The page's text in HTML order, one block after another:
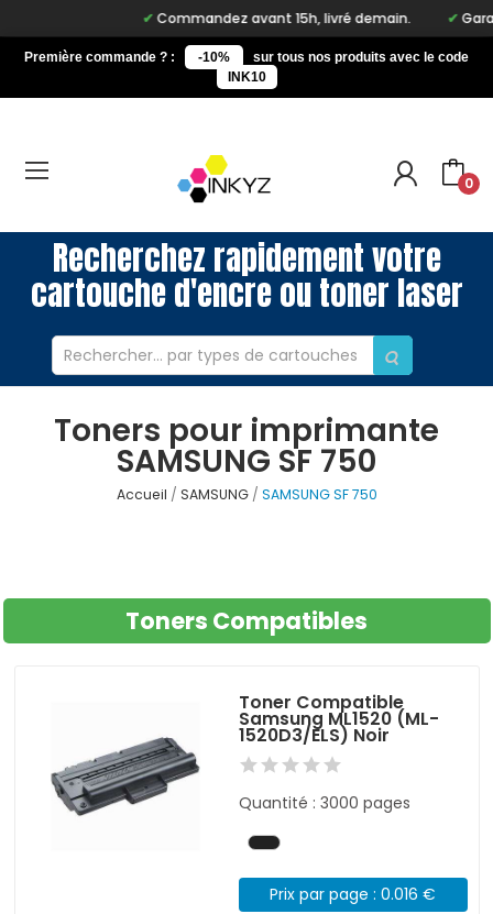
Commandez avant 15h, livré demain.
Première commande ? : -10%
sur tous nos produits avec le code
INK10
0
Recherchez rapidement votre
cartouche d'encre ou toner laser
Toners pour imprimante
SAMSUNG SF 750
Accueil SAMSUNG SAMSUNG SF 750
Toners Compatibles
Toner Compatible
Samsung ML1520 (ML-
1520D3/ELS) Noir
Quantité : 3000 pages
Prix par page : 0.016 €